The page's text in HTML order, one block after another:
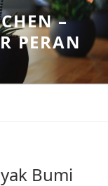
–
PERAN
Bumi